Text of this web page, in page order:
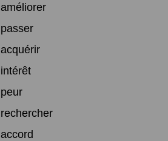
améliorer
passer
acquérir
intérêt
peur
rechercher
accord